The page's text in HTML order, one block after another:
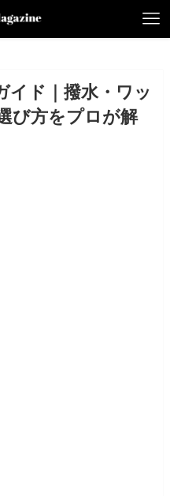
イド｜撥水・ワッ
び方をプロが解